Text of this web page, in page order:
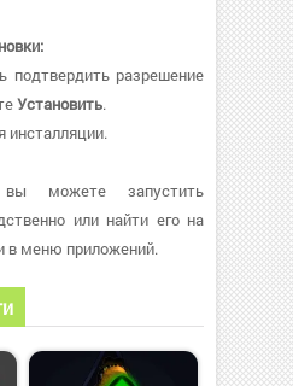
подтвердить разрешение
Установить.
инсталляции.
можете запустить
или найти его на
в меню приложений.